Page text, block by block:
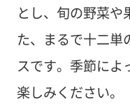
とし、旬の野菜や
た、まるで十二単
スです。季節によ
楽しみください。